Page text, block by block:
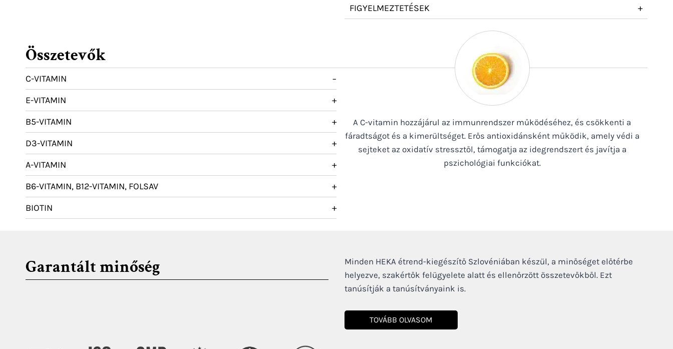
FIGYELMEZTETÉSEK
+
Összetevők
C-VITAMIN
−
E-VITAMIN
+
B5-VITAMIN
+
D3-VITAMIN
+
A-VITAMIN
+
B6-VITAMIN, B12-VITAMIN, FOLSAV
+
BIOTIN
+
A C-vitamin hozzájárul az immunrendszer működéséhez, és csökkenti a
fáradtságot és a kimerültséget. Erős antioxidánsként működik, amely védi a
sejteket az oxidatív stressztől, támogatja az idegrendszert és javítja a
pszichológiai funkciókat.
Garantált minőség
Minden HEKA étrend-kiegészítő Szlovéniában készül, a minőséget előtérbe
helyezve, szakértők felügyelete alatt és ellenőrzött összetevőkből. Ezt
tanúsítják a tanúsítványaink is.
TOVÁBB OLVASOM